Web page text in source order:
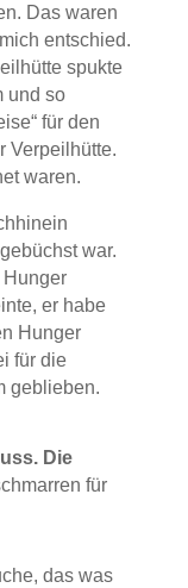
Das waren
entschied.
spukte
und so
für den
Verpeilhütte.
waren.
war.
er habe
Hunger
für die
geblieben.
Die
für
das was